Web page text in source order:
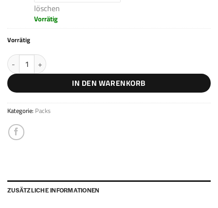
löschen
Vorrätig
Vorrätig
Hardstyle Pack Menge
IN DEN WARENKORB
Kategorie: Packs
ZUSÄTZLICHE INFORMATIONEN